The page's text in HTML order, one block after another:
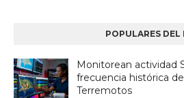
POPULARES DEL
Monitorean actividad
frecuencia histórica
Terremotos